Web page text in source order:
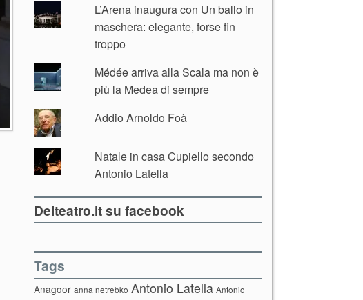
L’Arena inaugura con Un ballo in
maschera: elegante, forse fin
troppo
Médée arriva alla Scala ma non è
più la Medea di sempre
Addio Arnoldo Foà
Natale in casa Cupiello secondo
Antonio Latella
Delteatro.it su facebook
Tags
Anagoor anna netrebko Antonio Latella Antonio